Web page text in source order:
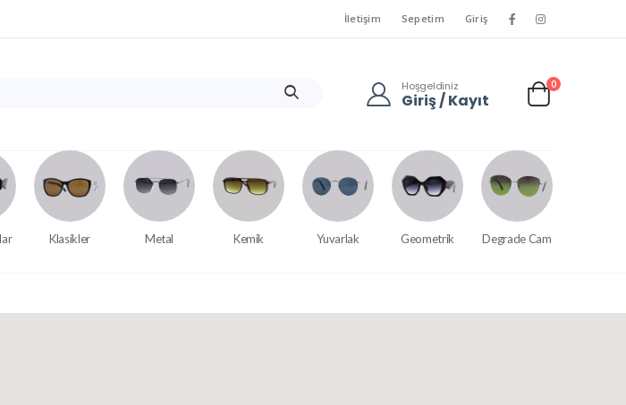
İletişim Sepetim Giriş
Hoşgeldiniz
Giriş / Kayıt
0
Klasikler Metal Kemik Yuvarlak Geometrik Degrade Cam